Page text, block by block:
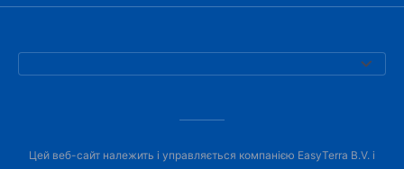
Цей веб-сайт належить і управляється компанією EasyTerra B.V. і